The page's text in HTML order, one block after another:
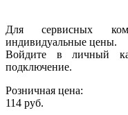
Для сервисных
индивидуальные цены.
Войдите в личный
подключение.
Розничная цена:
114 руб.